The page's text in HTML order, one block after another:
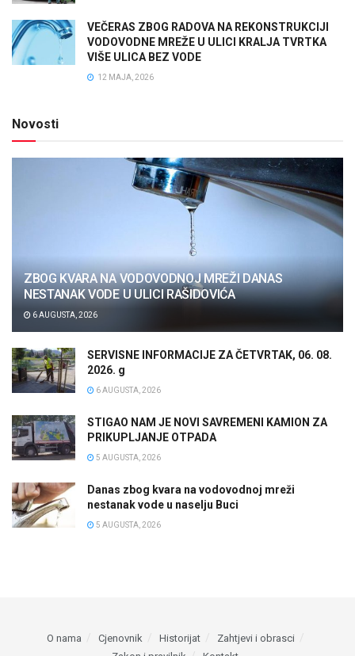
VEČERAS ZBOG RADOVA NA REKONSTRUKCIJI
VODOVODNE MREŽE U ULICI KRALJA TVRTKA
VIŠE ULICA BEZ VODE
12 MAJA, 2026
Novosti
ZBOG KVARA NA VODOVODNOJ MREŽI DANAS
NESTANAK VODE U ULICI RAŠIDOVIĆA
6 AUGUSTA, 2026
SERVISNE INFORMACIJE ZA ČETVRTAK, 06. 08.
2026. g
6 AUGUSTA, 2026
STIGAO NAM JE NOVI SAVREMENI KAMION ZA
PRIKUPLJANJE OTPADA
5 AUGUSTA, 2026
Danas zbog kvara na vodovodnoj mreži
nestanak vode u naselju Buci
5 AUGUSTA, 2026
O nama Cjenovnik Historijat
Zahtjevi i obrasci